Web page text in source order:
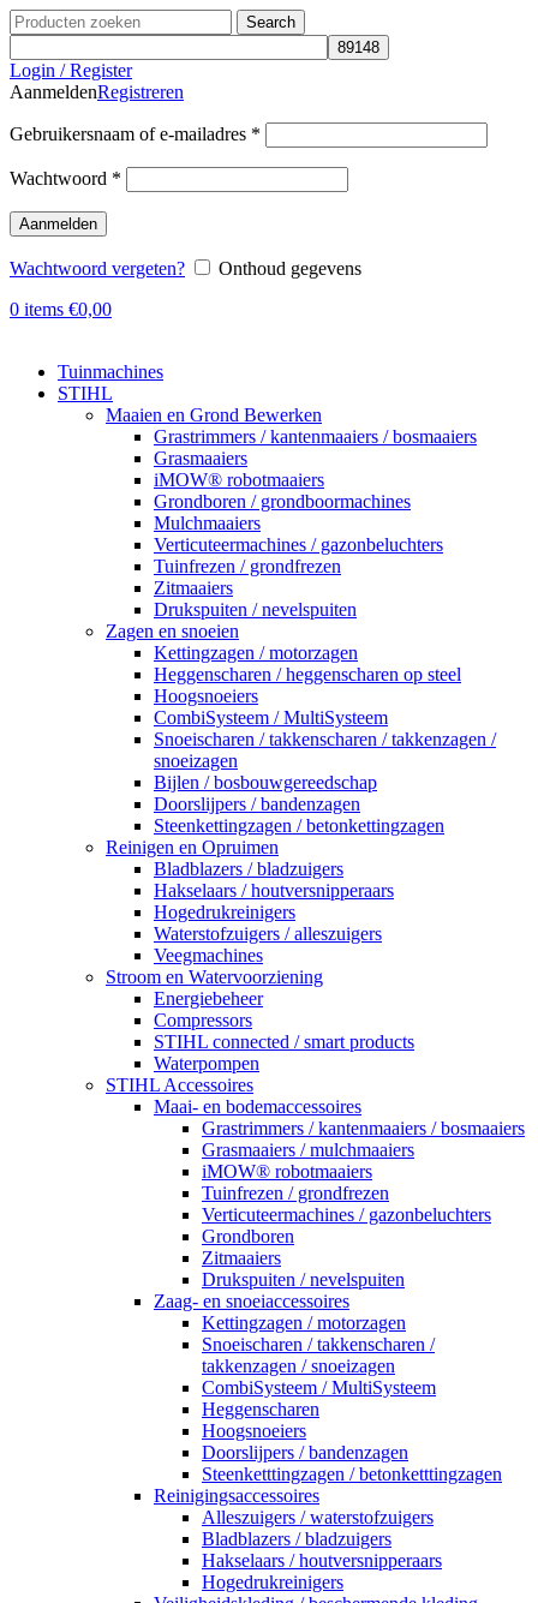
Search
Login / Register
AanmeldenRegistreren
Gebruikersnaam of e-mailadres *
Wachtwoord *
Aanmelden
Wachtwoord vergeten?
Onthoud gegevens
0 items €0,00
Tuinmachines
STIHL
Maaien en Grond Bewerken
Grastrimmers / kantenmaaiers / bosmaaiers
Grasmaaiers
iMOW® robotmaaiers
Grondboren / grondboormachines
Mulchmaaiers
Verticuteermachines / gazonbeluchters
Tuinfrezen / grondfrezen
Zitmaaiers
Drukspuiten / nevelspuiten
Zagen en snoeien
Kettingzagen / motorzagen
Heggenscharen / heggenscharen op steel
Hoogsnoeiers
CombiSysteem / MultiSysteem
Snoeischaren / takkenscharen / takkenzagen /
snoeizagen
Bijlen / bosbouwgereedschap
Doorslijpers / bandenzagen
Steenkettingzagen / betonkettingzagen
Reinigen en Opruimen
Bladblazers / bladzuigers
Hakselaars / houtversnipperaars
Hogedrukreinigers
Waterstofzuigers / alleszuigers
Veegmachines
Stroom en Watervoorziening
Energiebeheer
Compressors
STIHL connected / smart products
Waterpompen
STIHL Accessoires
Maai- en bodemaccessoires
Grastrimmers / kantenmaaiers / bosmaaiers
Grasmaaiers / mulchmaaiers
iMOW® robotmaaiers
Tuinfrezen / grondfrezen
Verticuteermachines / gazonbeluchters
Grondboren
Zitmaaiers
Drukspuiten / nevelspuiten
Zaag- en snoeiaccessoires
Kettingzagen / motorzagen
Snoeischaren / takkenscharen /
takkenzagen / snoeizagen
CombiSysteem / MultiSysteem
Heggenscharen
Hoogsnoeiers
Doorslijpers / bandenzagen
Steenketttingzagen / betonketttingzagen
Reinigingsaccessoires
Alleszuigers / waterstofzuigers
Bladblazers / bladzuigers
Hakselaars / houtversnipperaars
Hogedrukreinigers